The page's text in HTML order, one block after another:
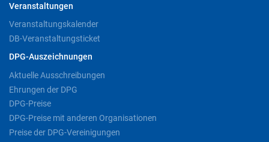
Veranstaltungen
Veranstaltungskalender
DB-Veranstaltungsticket
DPG-Auszeichnungen
Aktuelle Ausschreibungen
Ehrungen der DPG
DPG-Preise
DPG-Preise mit anderen Organisationen
Preise der DPG-Vereinigungen